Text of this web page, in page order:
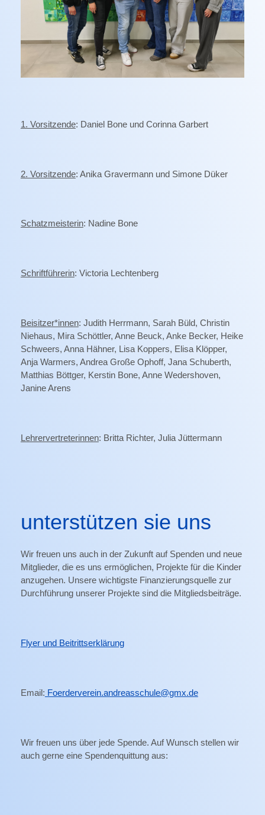
1. Vorsitzende: Daniel Bone und Corinna Garbert
2. Vorsitzende: Anika Gravermann und Simone Düker
Schatzmeisterin: Nadine Bone
Schriftführerin: Victoria Lechtenberg
Beisitzer*innen: Judith Herrmann, Sarah Büld, Christin
Niehaus, Mira Schöttler, Anne Beuck, Anke Becker, Heike
Schweers, Anna Hähner, Lisa Koppers, Elisa Klöpper,
Anja Warmers, Andrea Große Ophoff, Jana Schuberth,
Matthias Böttger, Kerstin Bone, Anne Wedershoven,
Janine Arens
Lehrervertreterinnen: Britta Richter, Julia Jüttermann
unterstützen sie uns
Wir freuen uns auch in der Zukunft auf Spenden und neue
Mitglieder, die es uns ermöglichen, Projekte für die Kinder
anzugehen. Unsere wichtigste Finanzierungsquelle zur
Durchführung unserer Projekte sind die Mitgliedsbeiträge.
Flyer und Beitrittserklärung
Email: Foerderverein.andreasschule@gmx.de
Wir freuen uns über jede Spende. Auf Wunsch stellen wir
auch gerne eine Spendenquittung aus: